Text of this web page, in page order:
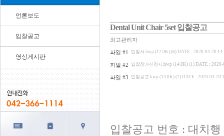
언론보도
입찰공고
영상게시판
Dental Unit Chair 5set 입찰공고
최고관리자
파일 #1 입찰서.hwp (12.0K) (6) DATE : 2020-04-20
파일 #2 입찰참가신청서.hwp (14.0K) (1) DATE :
파일 #3 입찰공고.hwp (14.0K) (2) DATE : 2020-04-20
입찰공고 번호 : 대치행